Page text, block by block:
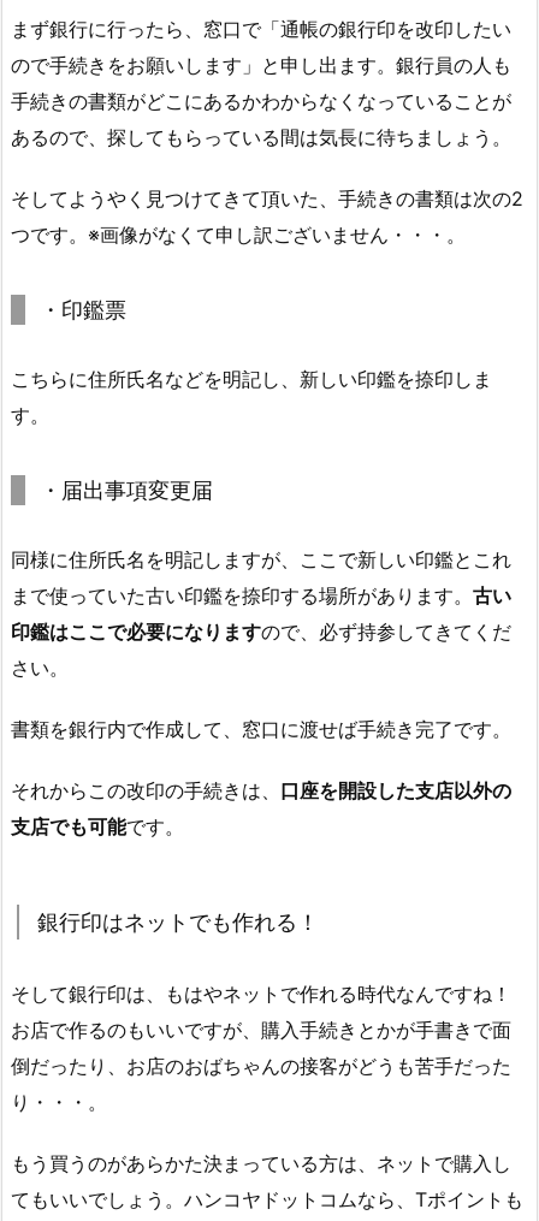
まず銀行に行ったら、窓口で「通帳の銀行印を改印したい
ので手続きをお願いします」と申し出ます。銀行員の人も
手続きの書類がどこにあるかわからなくなっていることが
あるので、探してもらっている間は気長に待ちましょう。
そしてようやく見つけてきて頂いた、手続きの書類は次の2
つです。※画像がなくて申し訳ございません・・・。
・印鑑票
こちらに住所氏名などを明記し、新しい印鑑を捺印しま
す。
・届出事項変更届
同様に住所氏名を明記しますが、ここで新しい印鑑とこれ
まで使っていた古い印鑑を捺印する場所があります。 古い
印鑑はここで必要になりますので、必ず持参してきてくだ
さい。
書類を銀行内で作成して、窓口に渡せば手続き完了です。
それからこの改印の手続きは、 口座を開設した支店以外の
支店でも可能です。
銀行印はネットでも作れる！
そして銀行印は、もはやネットで作れる時代なんですね！
お店で作るのもいいですが、購入手続きとかが手書きで面
倒だったり、お店のおばちゃんの接客がどうも苦手だった
り・・・。
もう買うのがあらかた決まっている方は、ネットで購入し
てもいいでしょう。ハンコヤドットコムなら、Tポイントも